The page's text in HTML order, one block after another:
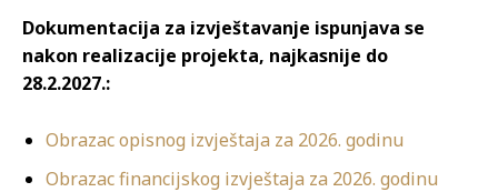
Dokumentacija za izvještavanje ispunjava se
nakon realizacije projekta, najkasnije do
28.2.2027.:
Obrazac opisnog izvještaja za 2026. godinu
Obrazac financijskog izvještaja za 2026. godinu